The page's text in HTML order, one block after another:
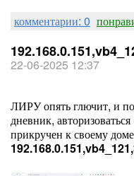
комментарии: 0
22-06-2025 12:37
ЛИРУ опять глючит, и
дневник,
прикручен к своему